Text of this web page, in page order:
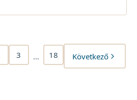
3 … 18 Következő